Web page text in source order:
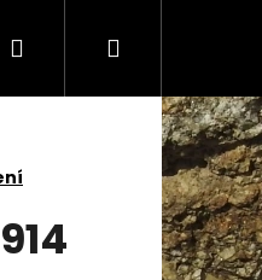
Duté vlákno
PřihlášeníNákupní
košík